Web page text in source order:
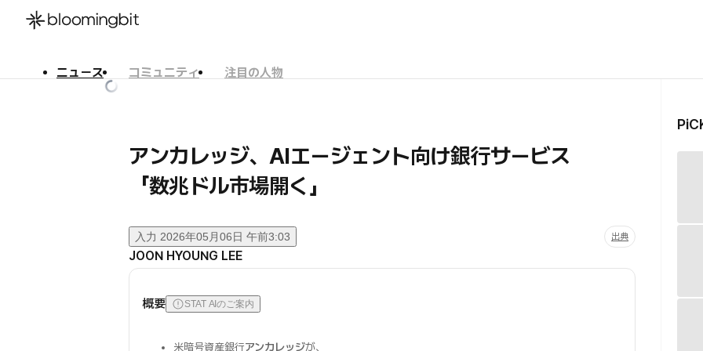
ニュース コミュニティ
注目の人物
アンカレッジ、AIエージェント向け銀行サービス
「数兆ドル市場開く」
入力 2026年05月06日 午前3:03 出典
JOON HYOUNG LEE
概要 STAT AIのご案内
米暗号資産銀行アンカレッジが、